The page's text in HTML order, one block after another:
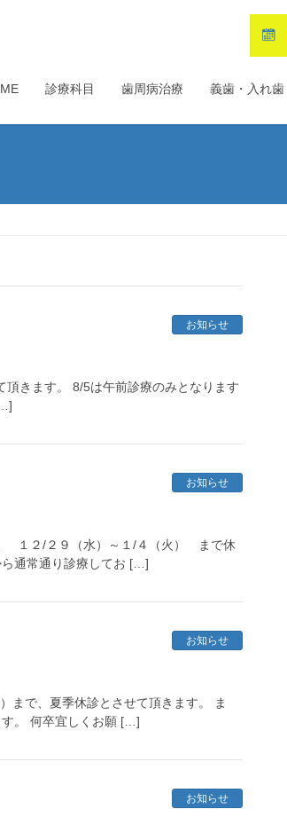
診療科目 歯周病治療 義歯・入れ歯
お知らせ
きます。 8/5は午前診療のみとなります
お知らせ
１２/２９（水）～１/４（火） まで休
通常通り診療してお […]
お知らせ
まで、夏季休診とさせて頂きます。 ま
す。 何卒宜しくお願 […]
お知らせ